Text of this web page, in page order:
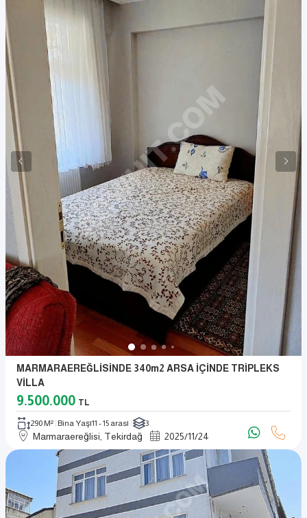
MARMARAEREĞLİSİNDE 340m2 ARSA İÇİNDE TRİPLEKS
VİLLA
9.500.000 TL
290 M² Bina Yaşı11 - 15 arası 3
Marmaraereğlisi, Tekirdağ 2025/11/24